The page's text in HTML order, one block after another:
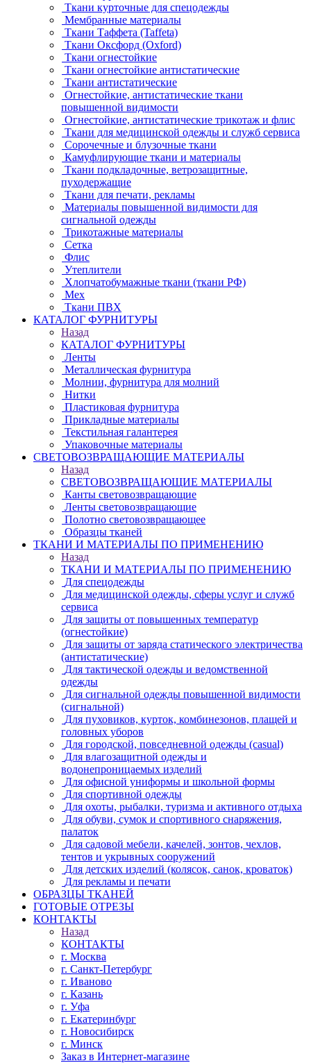
Ткани курточные для спецодежды
Мембранные материалы
Ткани Таффета (Taffeta)
Ткани Оксфорд (Oxford)
Ткани огнестойкие
Ткани огнестойкие антистатические
Ткани антистатические
Огнестойкие, антистатические ткани
повышенной видимости
Огнестойкие, антистатические трикотаж и флис
Ткани для медицинской одежды и служб сервиса
Сорочечные и блузочные ткани
Камуфлирующие ткани и материалы
Ткани подкладочные, ветрозащитные,
пуходержащие
Ткани для печати, рекламы
Материалы повышенной видимости для
сигнальной одежды
Трикотажные материалы
Сетка
Флис
Утеплители
Хлопчатобумажные ткани (ткани РФ)
Мех
Ткани ПВХ
КАТАЛОГ ФУРНИТУРЫ
Назад
КАТАЛОГ ФУРНИТУРЫ
Ленты
Металлическая фурнитура
Молнии, фурнитура для молний
Нитки
Пластиковая фурнитура
Прикладные материалы
Текстильная галантерея
Упаковочные материалы
СВЕТОВОЗВРАЩАЮЩИЕ МАТЕРИАЛЫ
Назад
СВЕТОВОЗВРАЩАЮЩИЕ МАТЕРИАЛЫ
Канты световозвращающие
Ленты световозвращающие
Полотно световозвращающее
Образцы тканей
ТКАНИ И МАТЕРИАЛЫ ПО ПРИМЕНЕНИЮ
Назад
ТКАНИ И МАТЕРИАЛЫ ПО ПРИМЕНЕНИЮ
Для спецодежды
Для медицинской одежды, сферы услуг и служб
сервиса
Для защиты от повышенных температур
(огнестойкие)
Для защиты от заряда статического электричества
(антистатические)
Для тактической одежды и ведомственной
одежды
Для сигнальной одежды повышенной видимости
(сигнальной)
Для пуховиков, курток, комбинезонов, плащей и
головных уборов
Для городской, повседневной одежды (casual)
Для влагозащитной одежды и
водонепроницаемых изделий
Для офисной униформы и школьной формы
Для спортивной одежды
Для охоты, рыбалки, туризма и активного отдыха
Для обуви, сумок и спортивного снаряжения,
палаток
Для садовой мебели, качелей, зонтов, чехлов,
тентов и укрывных сооружений
Для детских изделий (колясок, санок, кроваток)
Для рекламы и печати
ОБРАЗЦЫ ТКАНЕЙ
ГОТОВЫЕ ОТРЕЗЫ
КОНТАКТЫ
Назад
КОНТАКТЫ
г. Москва
г. Санкт-Петербург
г. Иваново
г. Казань
г. Уфа
г. Екатеринбург
г. Новосибирск
г. Минск
Заказ в Интернет-магазине